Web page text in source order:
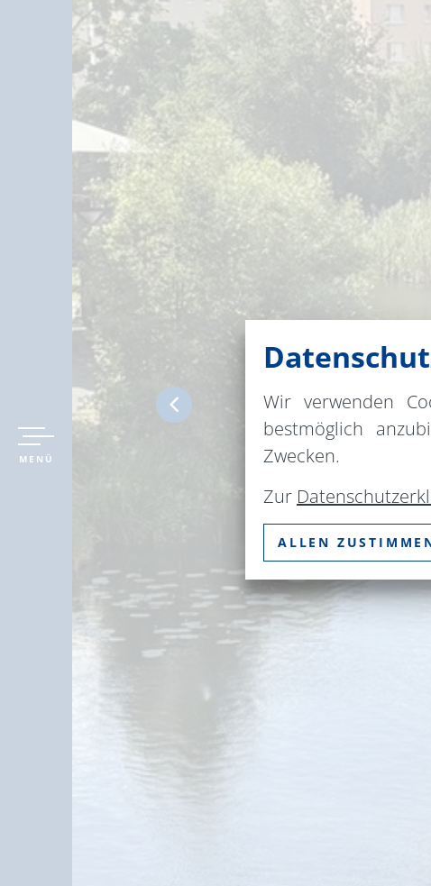
MENÜ
Wir verwenden
bestmöglich
Zwecken.
Zur
ALLEN